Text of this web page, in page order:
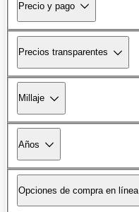
Precio y pago
Precios transparentes
Millaje
Años
Opciones de compra en línea